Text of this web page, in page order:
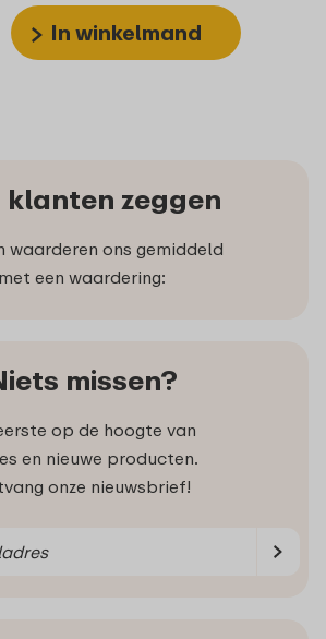
In winkelmand
zeggen
waarderen ons gemiddeld
met een waardering:
missen?
op de hoogte van
en nieuwe producten.
onze nieuwsbrief!